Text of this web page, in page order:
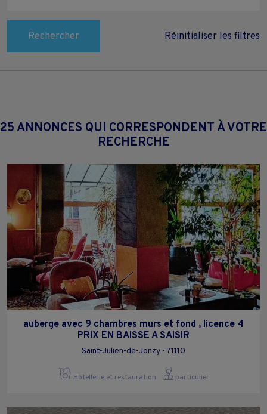
Rechercher Réinitialiser les filtres
25 ANNONCES QUI CORRESPONDENT À VOTRE
RECHERCHE
auberge avec 9 chambres murs et fond , licence 4
PRIX EN BAISSE A SAISIR
Saint-Julien-de-Jonzy - 71110
Hôtellerie et restauration particulier